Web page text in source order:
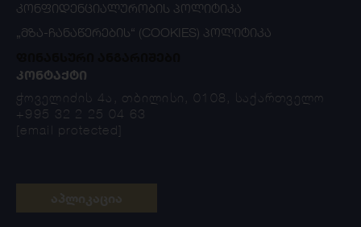
ᲙᲝᲜᲤᲘᲓᲔᲜᲪᲘᲐᲚᲣᲠᲝᲑᲘᲡ ᲞᲝᲚᲘᲢᲘᲙᲐ
„ᲛᲖᲐ-ᲩᲐᲜᲐᲬᲔᲠᲔᲑᲘᲡ“ (COOKIES) ᲞᲝᲚᲘᲢᲘᲙᲐ
ᲙᲝᲜᲢᲐᲥᲢᲘ
ჭოველიძის 4ა, თბილისი, 0108, საქართველო
+995 32 2 25 04 63
[email protected]